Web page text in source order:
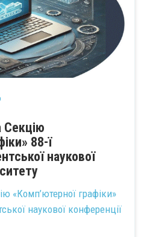
Секцію
88-ї
наукової
«Комп’ютерної графіки»
наукової конференції